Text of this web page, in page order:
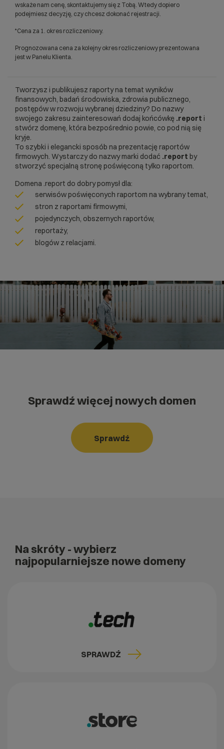
wskaże nam cenę, skontaktujemy się z Tobą. Wtedy dopiero
podejmiesz decyzję, czy chcesz dokonać rejestracji.
*Cena za 1. okres rozliczeniowy.
Prognozowana cena za kolejny okres rozliczeniowy prezentowana
jest w Panelu Klienta.
Tworzysz i publikujesz raporty na temat wyników
finansowych, badań środowiska, zdrowia publicznego,
postępów w rozwoju wybranej dziedziny? Do nazwy
swojego zakresu zainteresowań dodaj końcówkę .report i
stwórz domenę, która bezpośrednio powie, co pod nią się
kryje.
To szybki i elegancki sposób na prezentację raportów
firmowych. Wystarczy do nazwy marki dodać .report by
stworzyć specjalną stronę poświęconą tylko raportom.
Domena .report do dobry pomysł dla:
serwisów poświęconych raportom na wybrany temat,
stron z raportami firmowymi,
pojedynczych, obszernych raportów,
reportaży,
blogów z relacjami.
Sprawdź więcej nowych domen
Sprawdź
Na skróty - wybierz
najpopularniejsze nowe domeny
SPRAWDŹ